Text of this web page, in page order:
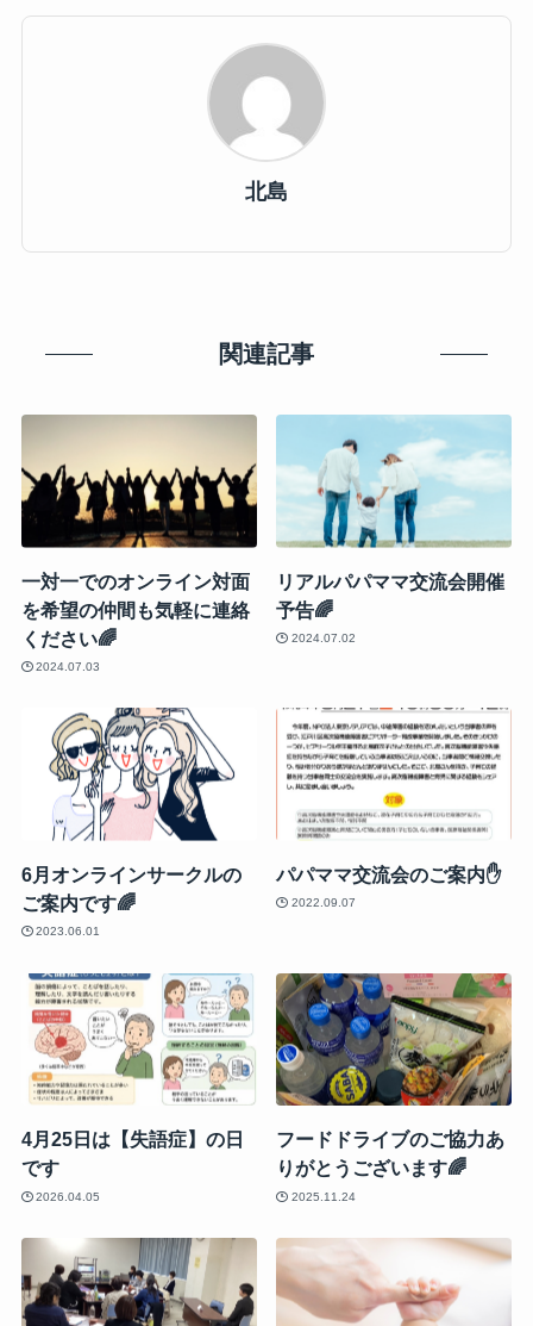
北島
関連記事
一対一でのオンライン対面
を希望の仲間も気軽に連絡
ください🌈
2024.07.03
リアルパパママ交流会開催
予告🌈
2024.07.02
6月オンラインサークルの
ご案内です🌈
2023.06.01
パパママ交流会のご案内✋
2022.09.07
4月25日は【失語症】の日
です
2026.04.05
フードドライブのご協力あ
りがとうございます🌈
2025.11.24